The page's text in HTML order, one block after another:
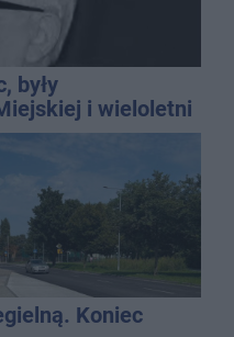
były
i wieloletni
Koniec